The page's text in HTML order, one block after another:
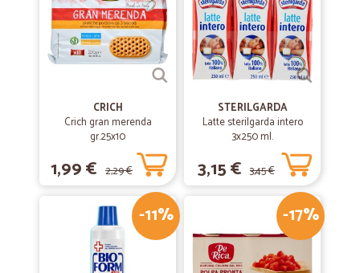
CRICH
Crich gran merenda
gr.25x10
1,99 € 2,29 €
STERILGARDA
Latte sterilgarda intero
3x250 ml.
3,15 € 3,45 €
-11% -17%